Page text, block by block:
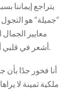
يتراجع إيماننا
“جميلة” هو
معايير
أنا فخور جدًا
ملكية ثمينة لا